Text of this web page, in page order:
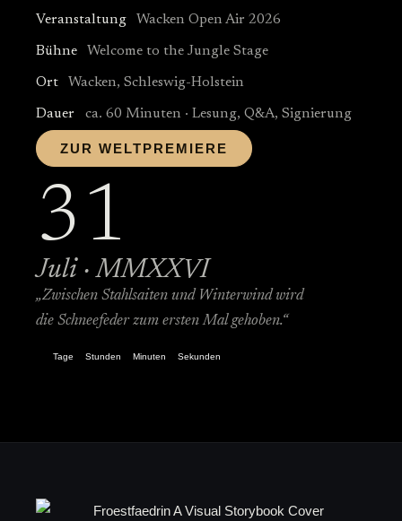
31
Juli · MMXXVI
„Zwischen Stahlsaiten und Winterwind wird
die Schneefeder zum ersten Mal gehoben.“
Tage Stunden Minuten Sekunden
Veranstaltung Wacken Open Air 2026
Bühne Welcome to the Jungle Stage
Ort Wacken, Schleswig-Holstein
Dauer ca. 60 Minuten · Lesung, Q&A, Signierung
ZUR WELTPREMIERE